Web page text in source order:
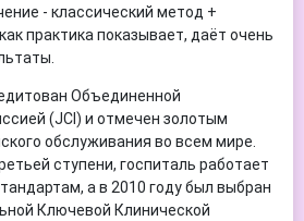
- классический метод +
практика показывает, даёт очень
Объединенной
(JCI) и отмечен золотым
обслуживания во всем мире.
ступени, госпиталь работает
а в 2010 году был выбран
Ключевой Клинической